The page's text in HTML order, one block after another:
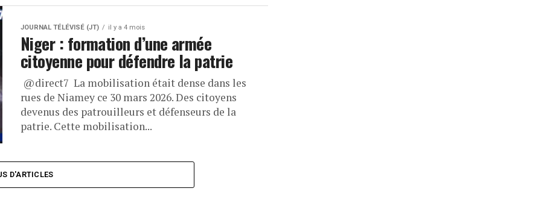
JOURNAL TÉLÉVISÉ (JT) il y a 4 mois
Niger : formation d’une armée
citoyenne pour défendre la patrie
​ ⁨@direct7⁩ La mobilisation était dense dans les
rues de Niamey ce 30 mars 2026. Des citoyens
devenus des patrouilleurs et défenseurs de la
patrie. Cette mobilisation...
D'ARTICLES